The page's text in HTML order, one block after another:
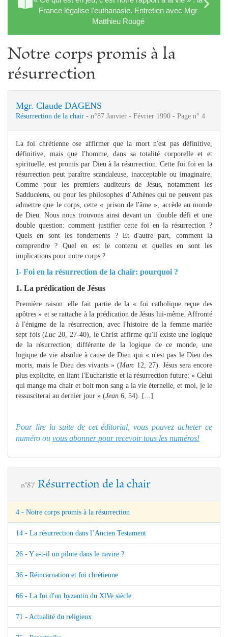
France légalise l'euthanasie. Entretien avec Mgr
Matthieu Rougé
Notre corps promis à la
résurrection
Mgr. Claude DAGENS
Résurrection de la chair - n°87 Janvier - Février 1990 - Page n° 4
La foi chrétienne ose affirmer que la mort n'est pas définitive,
définitive, mais que l'homme, dans sa totalité corporelle et et
spirituelle, est promis par Dieu à la résurrection. Cette foi foi en la
résurrection peut paraître scandaleuse, inacceptable ou imaginaire.
Comme pour les premiers auditeurs de Jésus, notamment les
Sadducéens, ou pour les philosophes d’Athènes qui ne peuvent pas
admettre que le corps, cette « prison de l'âme », accède au monde
de Dieu. Nous nous trouvons ainsi devant un double défi et une
double question: comment justifier cette foi en la résurrection ?
Quels en sont les fondements ? Et d'autre part, comment la
comprendre ? Quel en est le contenu et quelles en sont les
implications pour notre corps ?
I- Foi en la résurrection de la chair: pourquoi ?
1. La prédication de Jésus
Première raison: elle fait partie de la « foi catholique reçue des
apôtres » et se rattache à la prédication de Jésus lui-même. Affronté
à l'énigme de la résurrection, avec l'histoire de la femme mariée
sept fois (Luc 20, 27-40), le Christ affirme qu'il existe une logique
de la résurrection, différente de la logique de ce monde, une
logique de vie absolue à cause de Dieu qui « n'est pas le Dieu des
morts, mais le Dieu des vivants » (Marc 12, 27). Jésus sera encore
plus explicite, en liant l'Eucharistie et la résurrection future: « Celui
qui mange ma chair et boit mon sang a la vie éternelle, et moi, je le
ressusciterai au dernier jour » (Jean 6, 54). [...]
Pour lire la suite de cet éditorial, vous pouvez acheter ce
numéro ou vous abonner pour recevoir tous les numéros!
n°87 Résurrection de la chair
4 - Notre corps promis à la résurrection
14 - La résurrection dans l’Ancien Testament
26 - Y a-t-il un pilote dans le navire ?
36 - Réincarnation et foi chrétienne
66 - La foi d'un byzantin du XlVe siècle
71 - Actualité du religieux